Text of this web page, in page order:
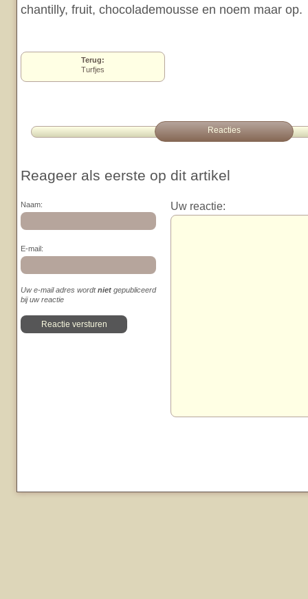
chantilly, fruit, chocolademousse en noem maar op.
Terug:
Turfjes
Reacties
Reageer als eerste op dit artikel
Naam:
E-mail:
Uw e-mail adres wordtniet gepubliceerd
bij uw reactie
Uw reactie: